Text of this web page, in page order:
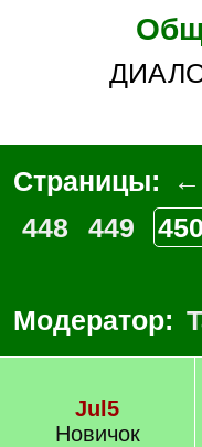
Страницы: ←
448
449 450
Модератор:
Jul5
Новичок